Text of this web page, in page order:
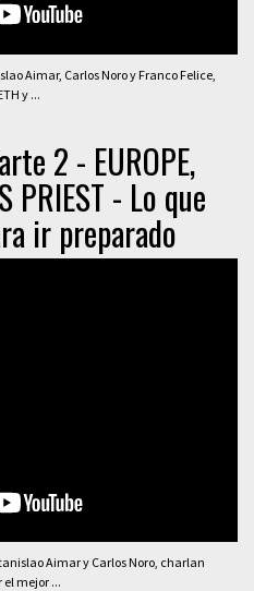
Aimar, Carlos Noro y Franco Felice,
y ...
2 - EUROPE,
PRIEST - Lo que
ir preparado
Aimar y Carlos Noro, charlan
el mejor ...